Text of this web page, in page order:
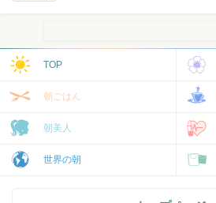
TOP
朝ごはん
朝美人
世界の朝